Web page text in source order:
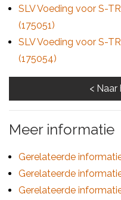
SLV Voeding voor S-
(175051)
SLV Voeding voor S-
(175054)
Meer informatie
Gerelateerde
Gerelateerde
Gerelateerde